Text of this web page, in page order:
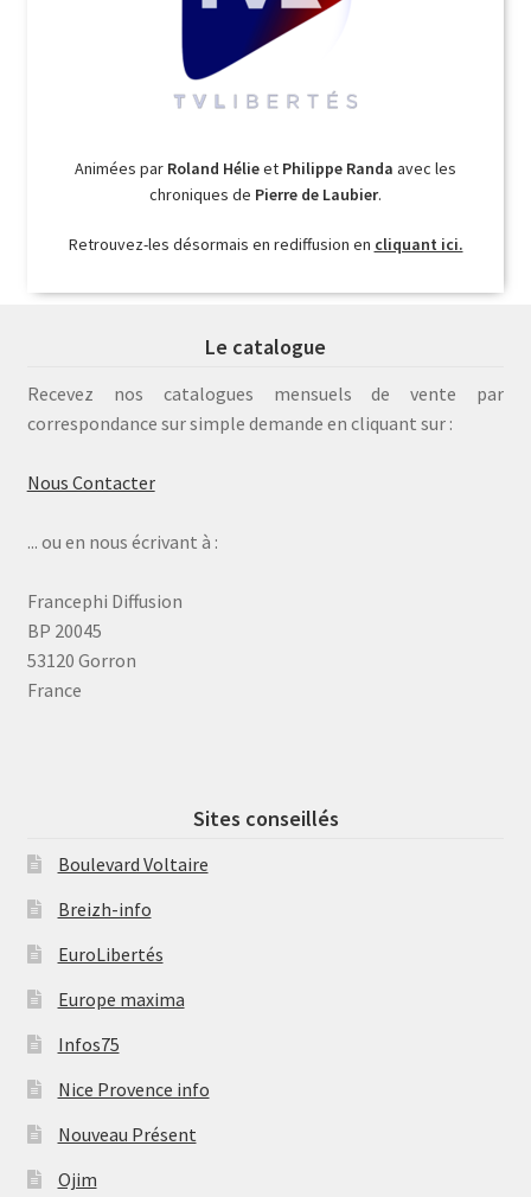
Animées par Roland Hélieet Philippe Randa avec les
chroniques de Pierre de Laubier.
Retrouvez-les désormais en rediffusion en cliquant ici.
Le catalogue
Recevez nos catalogues mensuels de vente par
correspondance sur simple demande en cliquant sur :
Nous Contacter
... ou en nous écrivant à :
Francephi Diffusion
BP 20045
53120 Gorron
France
Sites conseillés
Boulevard Voltaire
Breizh-info
EuroLibertés
Europe maxima
Infos75
Nice Provence info
Nouveau Présent
Ojim